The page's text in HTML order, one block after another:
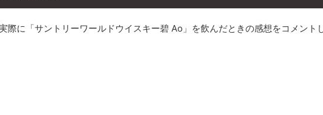
に「サントリーワールドウイスキー碧 Ao」を飲んだときの感想をコメントし